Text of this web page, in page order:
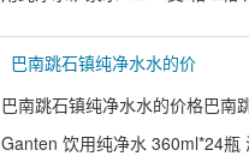
巴南跳石镇纯净水水的价
巴南跳石镇纯净水水的价格巴南
Ganten 饮用纯净水 360ml*24